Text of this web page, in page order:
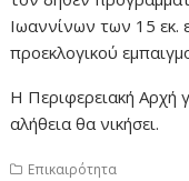
Ιωαννίνων των 15 εκ.
προεκλογικού
Η Περιφερειακή Αρχή
αλήθεια θα νικήσει.
Επικαιρότητα